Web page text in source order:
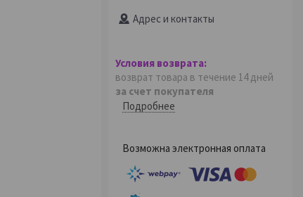
Адрес и контакты
возврат товара в течение 14 дней
за счет покупателя
Подробнее